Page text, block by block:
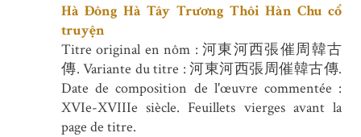
Hà Đông Hà Tây Trương Thôi Hàn Chu cổ
truyện
Titre original en nôm : 河東河西張催周韓古
傳. Variante du titre : 河東河西張周催韓古傳.
Date de composition de l'œuvre commentée :
XVIe-XVIIIe siècle. Feuillets vierges avant la
page de titre.